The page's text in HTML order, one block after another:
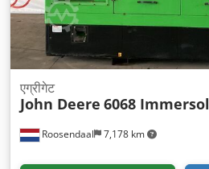
Roosendaal 7,178 km
एग्रीगेट
John Deere 6068 Immersol